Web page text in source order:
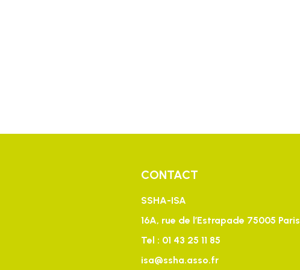
CONTACT
SSHA-ISA
16A, rue de l’Estrapade 75005 Paris
Tel : 01 43 25 11 85
isa@ssha.asso.fr